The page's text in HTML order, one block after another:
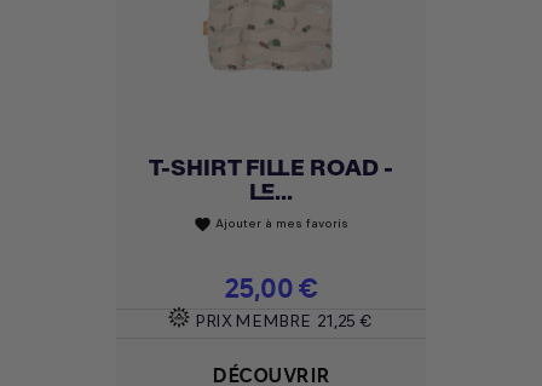
T-SHIRT FILLE ROAD -
LE...
favorite Ajouter à mes favoris
Prix
25,00 €
PRIX MEMBRE 21,25 €
DÉCOUVRIR